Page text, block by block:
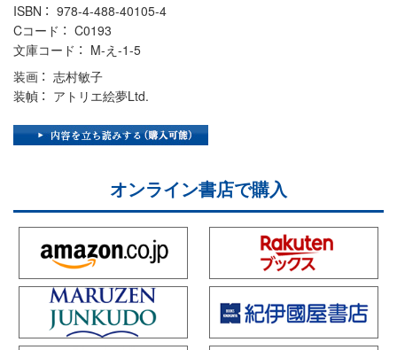
ISBN
978-4-488-40105-4
Cコード
C0193
文庫コード
M-え-1-5
装画
志村敏子
装幀
アトリエ絵夢Ltd.
オンライン書店で購入